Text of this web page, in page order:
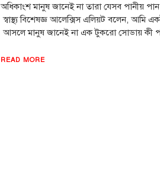
অধিকাংশ মানুষ জানেই না তারা যেসব পানীয়
স্বাস্থ্য বিশেষজ্ঞ আলেক্সিস এলিয়ট বলেন, আমি
আসলে মানুষ জানেই না এক টুকরো সোডায় কী
READ MORE